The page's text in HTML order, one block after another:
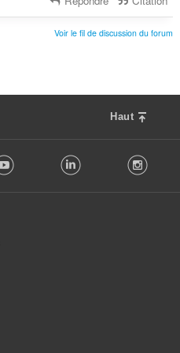
Voir le fil de discussion du forum
Haut
Youtube LinkedIn